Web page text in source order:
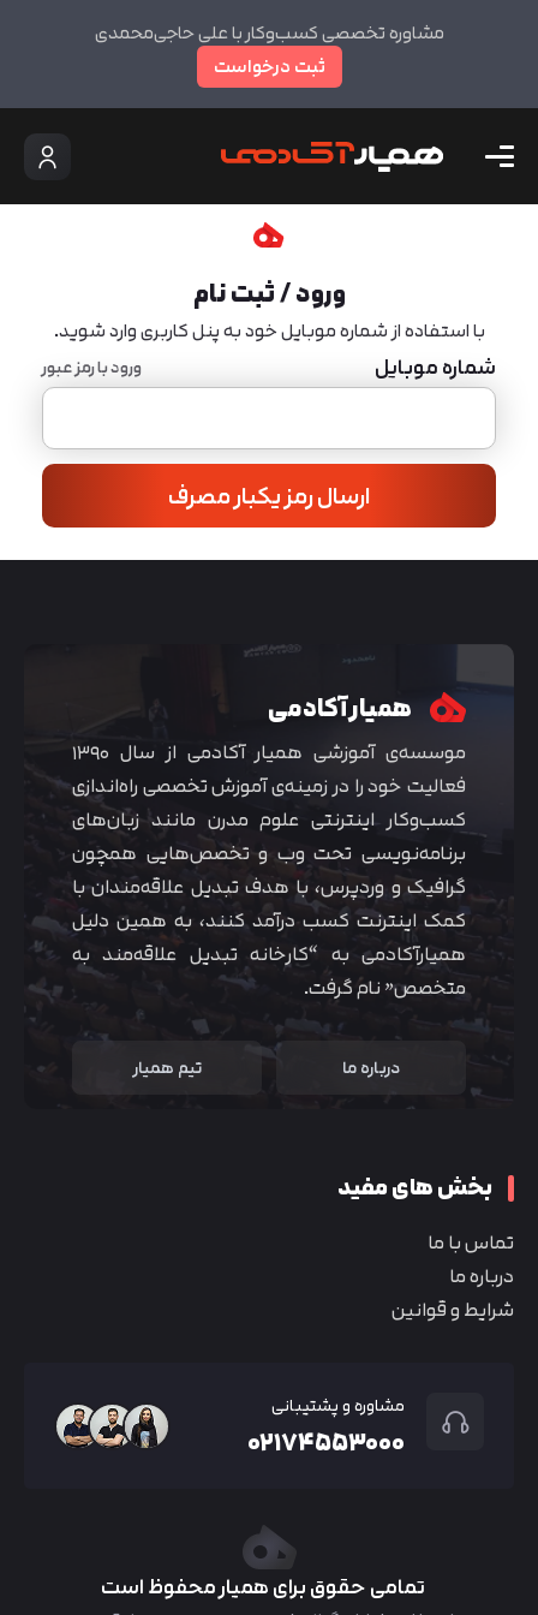
مشاوره تخصصی کسب‌وکار با علی حاجی‌محمدی
ثبت درخواست
ورود / ثبت نام
با استفاده از شماره موبایل خود به پنل کاربری وارد شوید.
شماره موبایل ورود با رمز عبور
ارسال رمز یکبار مصرف
همیار آکادمی
موسسه‌ی آموزشی همیار آکادمی از سال ۱۳۹۰
فعالیت خود را در زمینه‌ی آموزش تخصصی راه‌اندازی
کسب‌و‌کار اینترنتی علوم مدرن مانند زبان‌های
برنامه‌نویسی تحت وب و تخصص‌هایی همچون
گرافیک و وردپرس، با هدف تبدیل علاقه‌مندان با
کمک اینترنت کسب درآمد کنند، به همین دلیل
همیارآکادمی به “کارخانه تبدیل علاقه‌مند به
متخصص” نام گرفت.
درباره ما تیم همیار
بخش های مفید
تماس با ما
درباره ما
شرایط و قوانین
مشاوره و پشتیبانی
۰۲۱۷۴۵۵۳۰۰۰
تمامی حقوق برای همیار محفوظ است
متوجه شدم